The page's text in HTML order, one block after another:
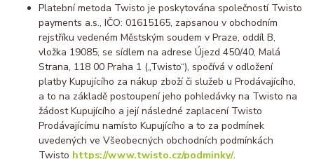
Platební metoda Twisto je poskytována společností Twisto
payments a.s., IČO: 01615165, zapsanou v obchodním
rejstříku vedeném Městským soudem v Praze, oddíl B,
vložka 19085, se sídlem na adrese Újezd 450/40, Malá
Strana, 118 00 Praha 1 („Twisto“), spočívá v odložení
platby Kupujícího za nákup zboží či služeb u Prodávajícího,
a to na základě postoupení jeho pohledávky na Twisto na
žádost Kupujícího a její následné zaplacení Twisto
Prodávajícímu namísto Kupujícího a to za podmínek
uvedených ve Všeobecných obchodních podmínkách
Twisto https://www.twisto.cz/podminky/.